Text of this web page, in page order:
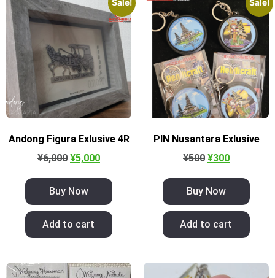
Sale!
Andong Figura Exlusive 4R
¥6,000 ¥5,000
Buy Now
Add to cart
Sale!
PIN Nusantara Exlusive
¥500 ¥300
Buy Now
Add to cart